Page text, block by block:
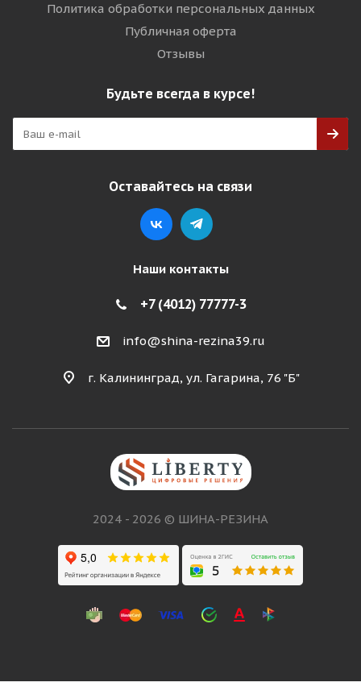
Политика обработки персональных данных
Публичная оферта
Отзывы
Будьте всегда в курсе!
Оставайтесь на связи
Наши контакты
+7 (4012) 77777-3
info@shina-rezina39.ru
г. Калининград, ул. Гагарина, 76 "Б"
2024 - 2026 © ШИНА-РЕЗИНА